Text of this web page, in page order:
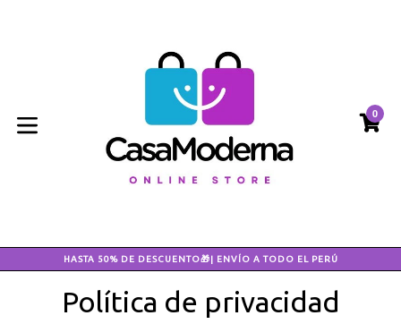
expandir/colapsar
0
HASTA 50% DE DESCUENTO🎁| ENVÍO A TODO EL PERÚ
Política de privacidad